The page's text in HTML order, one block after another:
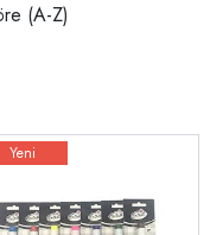
(A-Z)